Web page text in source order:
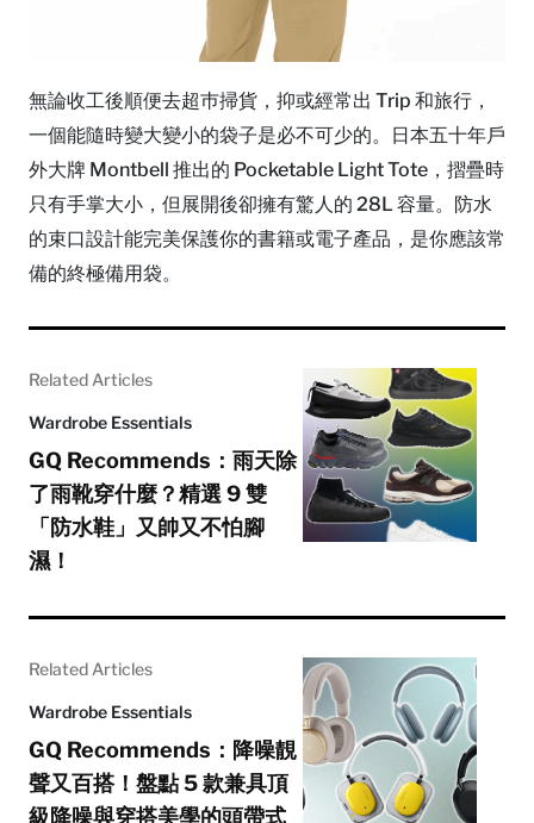
無論收工後順便去超巿掃貨，抑或經常出 Trip 和旅行，
一個能隨時變大變小的袋子是必不可少的。日本五十年戶
外大牌 Montbell 推出的 Pocketable Light Tote，摺疊時
只有手掌大小，但展開後卻擁有驚人的 28L 容量。防水
的束口設計能完美保護你的書籍或電子產品，是你應該常
備的終極備用袋。
Related Articles
Wardrobe Essentials
GQ Recommends：雨天除
了雨靴穿什麼？精選 9 雙
「防水鞋」又帥又不怕腳
濕！
Related Articles
Wardrobe Essentials
GQ Recommends：降噪靚
聲又百搭！盤點 5 款兼具頂
級降噪與穿搭美學的頭帶式